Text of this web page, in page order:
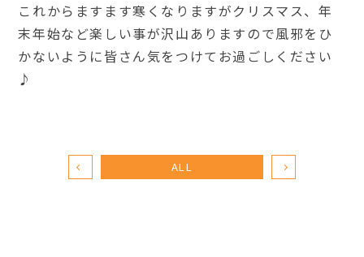
これからますます寒くなりますがクリスマス、年
末年始など楽しい事が沢山ありますので風邪をひ
かないように皆さん気をつけてお過ごしください
♪
ALL